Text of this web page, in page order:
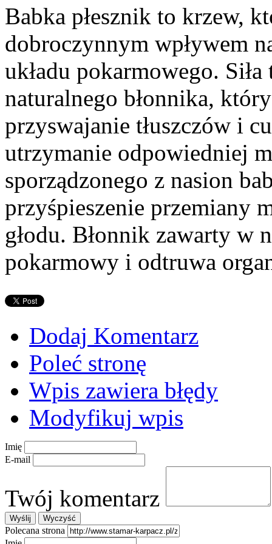
Babka płesznik to krzew,
dobroczynnym wpływem
układu pokarmowego.
naturalnego błonnika,
przyswajanie tłuszczów i
utrzymanie odpowiedniej
sporządzonego z nasion
przyśpieszenie przemiany
głodu. Błonnik zawarty w
pokarmowy i odtruwa
Dodaj Komentarz
Poleć stronę
Wpis zawiera błędy
Modyfikuj wpis
Imię
E-mail
Twój komentarz
Polecana strona